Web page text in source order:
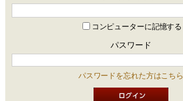
コンピューターに記憶する
パスワード
パスワードを忘れた方はこちら